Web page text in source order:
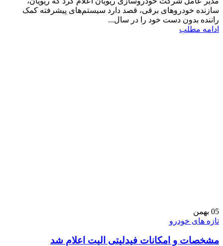
سازنده خودروهای برقی، قصد دارد سیستم‌های پیشرفته کمک
راننده بدون دست خود را در سال...
ادامه مطلب
05 بهمن
تازه های خودرو
مشخصات و امکانات فیدلیتی الیت اعلام شد